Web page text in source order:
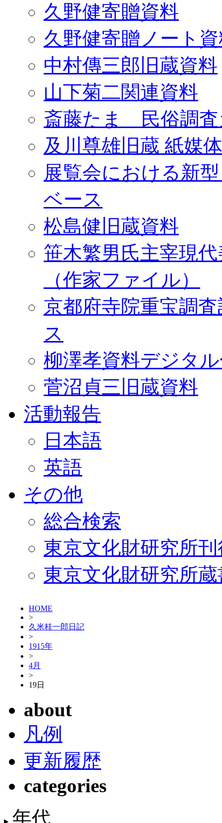
久野健寄贈資料
久野健寄贈ノート
中村傳三郎旧蔵資料
山下菊二関連資料
斎藤たま 民俗調査
及川尊雄旧蔵 紙媒
展覧会における新
ベース
松島健旧蔵資料
笹木繁男氏主宰現
（作家ファイル）
京都府寺院重宝調
ス
柳澤孝資料デジタ
菅沼貞三旧蔵資料
活動報告
日本語
英語
その他
総合検索
東京文化財研究所
東京文化財研究所
HOME
>
久米桂一郎日記
>
1915年
>
4月
>
19日
about
凡例
更新履歴
categories
年代